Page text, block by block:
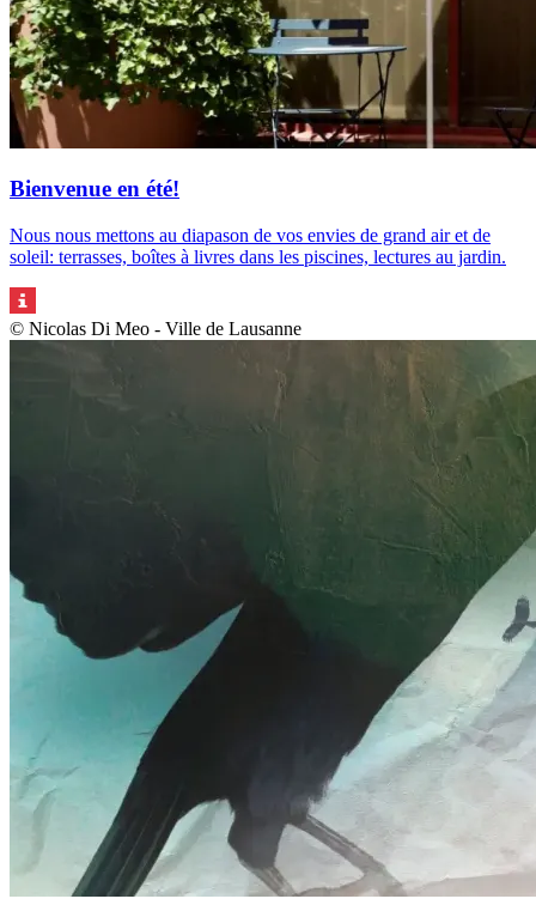
Bienvenue en été!
Nous nous mettons au diapason de vos envies de grand air et de
soleil: terrasses, boîtes à livres dans les piscines, lectures au jardin.
© Nicolas Di Meo - Ville de Lausanne